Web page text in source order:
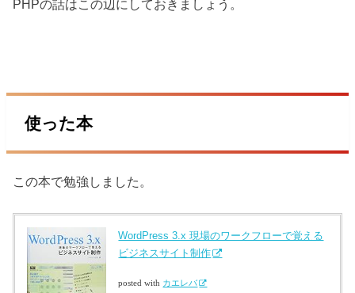
PHPの話はこの辺にしておきましょう。
使った本
この本で勉強しました。
WordPress 3.x 現場のワークフローで覚える
ビジネスサイト制作
posted with カエレバ